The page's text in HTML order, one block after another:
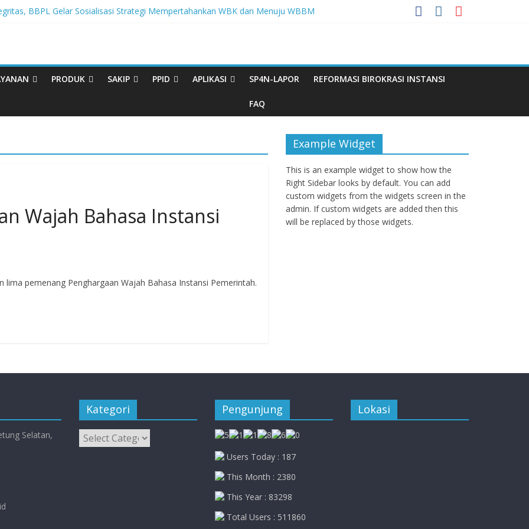
BBPL Gelar Sosialisasi Strategi Mempertahankan WBK dan Menuju WBBM
dan Dewan Pendidikan Bersinergi Memajukan Pendidikan di Provinsi LAmpung
PRODUK SAKIP PPID APLIKASI SP4N-LAPOR REFORMASI BIROKRASI INSTANSI
FAQ
Wajah Bahasa Instansi
pemenang Penghargaan Wajah Bahasa Instansi Pemerintah.
Example Widget
This is an example widget to show how the
Right Sidebar looks by default. You can add
custom widgets from the widgets screen in the
admin. If custom widgets are added then this
will be replaced by those widgets.
Selatan,
Kategori
Kategori
Pengunjung
Users Today : 187
This Month : 2380
This Year : 83298
Total Users : 511860
Lokasi